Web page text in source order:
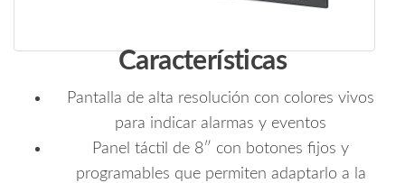
Características
Pantalla de alta resolución con colores vivos
para indicar alarmas y eventos
Panel táctil de 8″ con botones fijos y
programables que permiten adaptarlo a la